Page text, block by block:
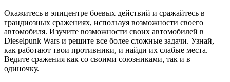
Окажитесь в эпицентре боевых действий и сражайтесь в
грандиозных сражениях, используя возможности своего
автомобиля. Изучите возможности своих автомобилей в
Dieselpunk Wars и решите все более сложные задачи. Узнай,
как работают твои противники, и найди их слабые места.
Ведите сражения как со своими союзниками, так и в
одиночку.